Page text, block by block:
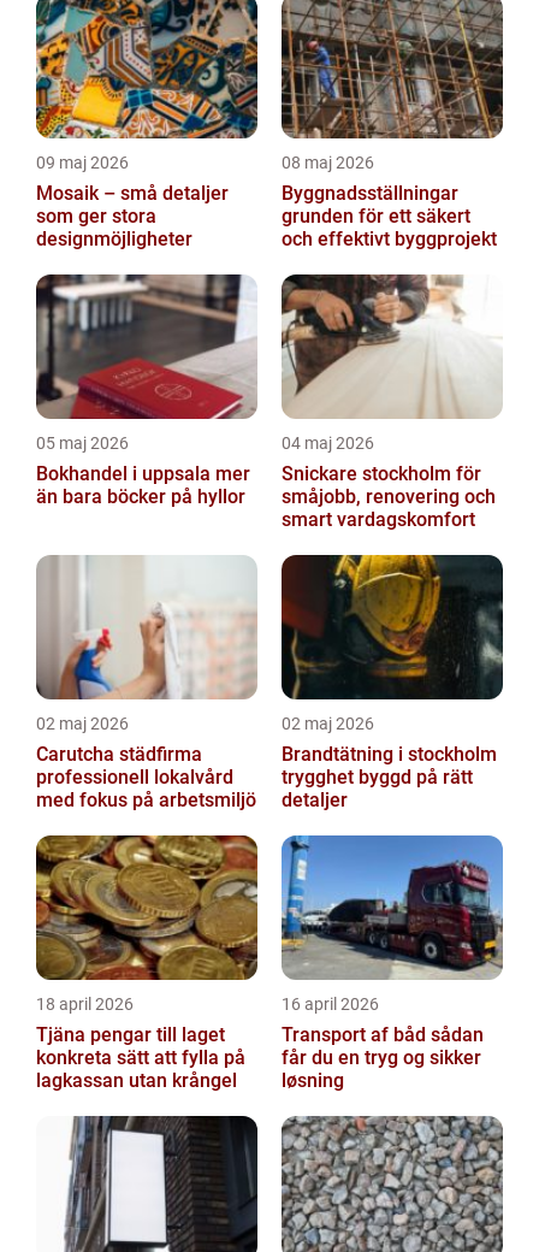
09 maj 2026
Mosaik – små detaljer
som ger stora
designmöjligheter
08 maj 2026
Byggnadsställningar
grunden för ett säkert
och effektivt byggprojekt
05 maj 2026
Bokhandel i uppsala mer
än bara böcker på hyllor
04 maj 2026
Snickare stockholm för
småjobb, renovering och
smart vardagskomfort
02 maj 2026
Carutcha städfirma
professionell lokalvård
med fokus på arbetsmiljö
02 maj 2026
Brandtätning i stockholm
trygghet byggd på rätt
detaljer
18 april 2026
Tjäna pengar till laget
konkreta sätt att fylla på
lagkassan utan krångel
16 april 2026
Transport af båd sådan
får du en tryg og sikker
løsning